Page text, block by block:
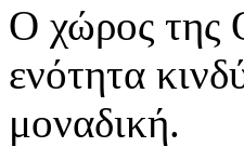
Ο χώρος της
ενότητα
μοναδική.